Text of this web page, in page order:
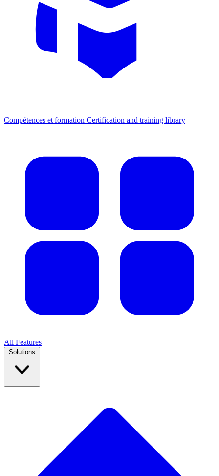
Compétences et formation Certification and training library
All Features